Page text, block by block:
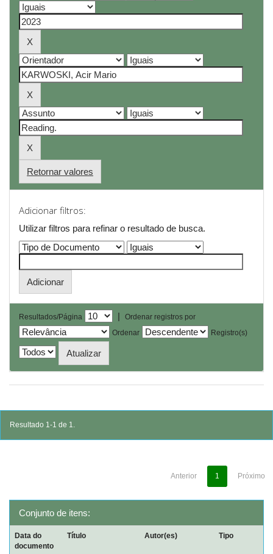
Retornar valores
Adicionar filtros:
Utilizar filtros para refinar o resultado de busca.
Resultados/Página |
Ordenar registros por
Ordenar
Registro(s)
Resultado 1-1 de 1.
Anterior 1 Próximo
Conjunto de itens:
Data do
documento
Título Autor(es) Tipo